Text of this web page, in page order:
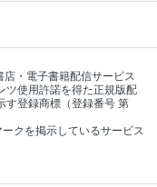
・電子書籍配信サービス
ツ使用許諾を得た正規版配
す登録商標（登録番号 第
クを掲示しているサービス